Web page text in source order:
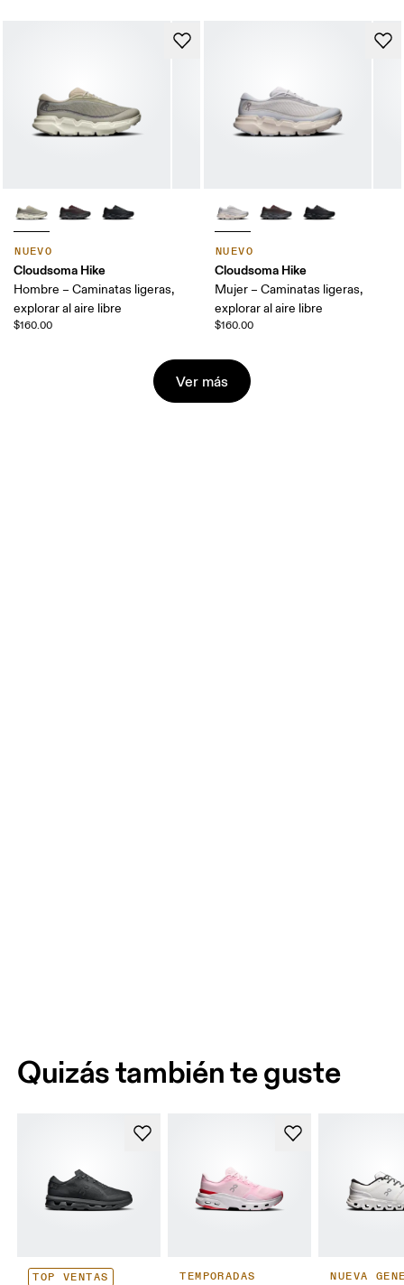
NUEVO
Cloudsoma Hike
Hombre – Caminatas ligeras,
explorar al aire libre
$160.00
NUEVO
Cloudsoma Hike
Mujer – Caminatas ligeras,
explorar al aire libre
$160.00
Ver más
Quizás también te guste
TOP VENTAS
TEMPORADAS
NUEVA